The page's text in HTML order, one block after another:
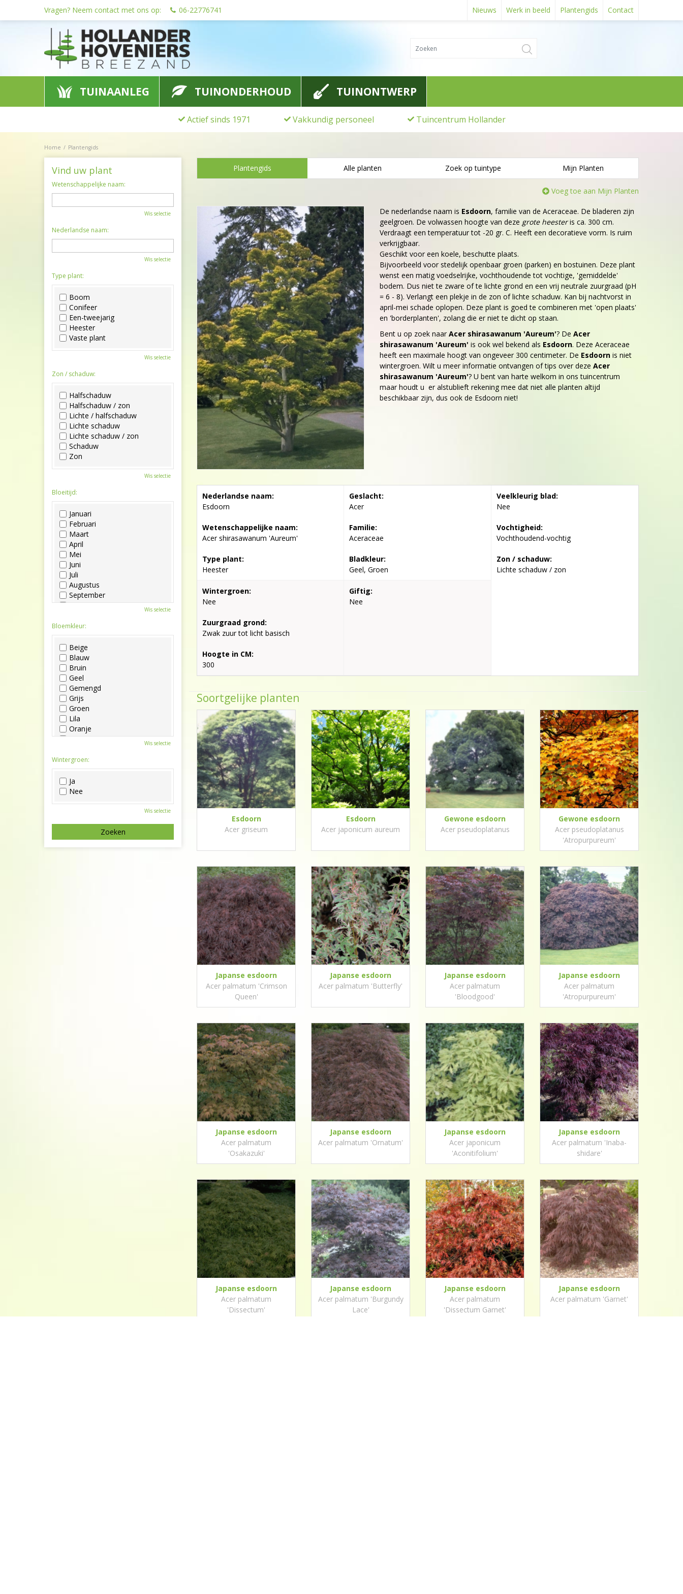
Home Plantengids
Vragen? Neem contact met ons op: 06-22776741 Nieuws Werk in beeld Plantengids Contact
TUINAANLEG TUINONDERHOUD TUINONTWERP
Actief sinds 1971 Vakkundig personeel Tuincentrum Hollander
Plantengids Alle planten Zoek op tuintype Mijn Planten
Voeg toe aan Mijn Planten
De nederlandse naam is Esdoorn, familie van de Aceraceae. De bladeren zijn
geelgroen. De volwassen hoogte van deze grote heesteris ca. 300 cm.
Verdraagt een temperatuur tot -20 gr. C. Heeft een decoratieve vorm. Is ruim
verkrijgbaar.
Geschikt voor een koele, beschutte plaats.
Bijvoorbeeld voor stedelijk openbaar groen (parken) en bostuinen. Deze plant
wenst een matig voedselrijke, vochthoudende tot vochtige, 'gemiddelde'
bodem. Dus niet te zware of te lichte grond en een vrij neutrale zuurgraad (pH
= 6 - 8). Verlangt een plekje in de zon of lichte schaduw. Kan bij nachtvorst in
april-mei schade oplopen. Deze plant is goed te combineren met 'open plaats'
en 'borderplanten', zolang die er niet te dicht op staan.
Bent u op zoek naar Acer shirasawanum 'Aureum'? De Acer
shirasawanum 'Aureum' is ook wel bekend als Esdoorn. Deze Aceraceae
heeft een maximale hoogt van ongeveer 300 centimeter. De Esdoorn is niet
wintergroen. Wilt u meer informatie ontvangen of tips over deze Acer
shirasawanum 'Aureum'? U bent van harte welkom in ons tuincentrum
maar houdt u er alstublieft rekening mee dat niet alle planten altijd
beschikbaar zijn, dus ook de Esdoorn niet!
Nederlandse naam:
Esdoorn
Wetenschappelijke naam:
Acer shirasawanum 'Aureum'
Type plant:
Heester
Geslacht:
Acer
Familie:
Aceraceae
Bladkleur:
Geel, Groen
Veelkleurig blad:
Nee
Vochtigheid:
Vochthoudend-vochtig
Zon / schaduw:
Lichte schaduw / zon
Wintergroen:
Nee
Zuurgraad grond:
Zwak zuur tot licht basisch
Hoogte in CM:
300
Giftig:
Nee
Soortgelijke planten
Esdoorn
Acer griseum
Esdoorn
Acer japonicum aureum
Gewone esdoorn
Acer pseudoplatanus
Gewone esdoorn
Acer pseudoplatanus
'Atropurpureum'
Japanse esdoorn
Acer palmatum 'Crimson
Queen'
Japanse esdoorn
Acer palmatum 'Butterfly'
Japanse esdoorn
Acer palmatum
'Bloodgood'
Japanse esdoorn
Acer palmatum
'Atropurpureum'
Japanse esdoorn
Acer palmatum
'Osakazuki'
Japanse esdoorn
Acer palmatum 'Ornatum'
Japanse esdoorn
Acer japonicum
'Aconitifolium'
Japanse esdoorn
Acer palmatum 'Inaba-
shidare'
Japanse esdoorn
Acer palmatum
'Dissectum'
Japanse esdoorn
Acer palmatum 'Burgundy
Lace'
Japanse esdoorn
Acer palmatum
'Dissectum Garnet'
Japanse esdoorn
Acer palmatum 'Garnet'
Vind uw plant
Wetenschappelijke naam:
Wis selectie
Nederlandse naam:
Wis selectie
Type plant:
Boom
Conifeer
Een-tweejarig
Heester
Vaste plant
Wis selectie
Zon / schaduw:
Halfschaduw
Halfschaduw / zon
Lichte / halfschaduw
Lichte schaduw
Lichte schaduw / zon
Schaduw
Zon
Wis selectie
Bloeitijd:
Januari
Februari
Maart
April
Mei
Juni
Juli
Augustus
September
Oktober
December
Wis selectie
Bloemkleur:
Beige
Blauw
Bruin
Geel
Gemengd
Grijs
Groen
Lila
Oranje
Paars
Roze
Wit
Zwart
Wis selectie
Wintergroen:
Ja
Nee
Wis selectie